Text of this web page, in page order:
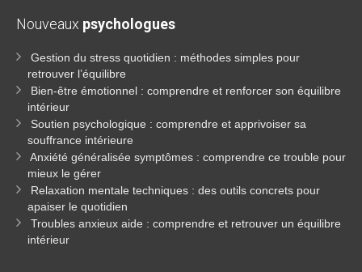
Nouveaux psychologues
Gestion du stress quotidien : méthodes simples pour
retrouver l’équilibre
Bien-être émotionnel : comprendre et renforcer son équilibre
intérieur
Soutien psychologique : comprendre et apprivoiser sa
souffrance intérieure
Anxiété généralisée symptômes : comprendre ce trouble pour
mieux le gérer
Relaxation mentale techniques : des outils concrets pour
apaiser le quotidien
Troubles anxieux aide : comprendre et retrouver un équilibre
intérieur